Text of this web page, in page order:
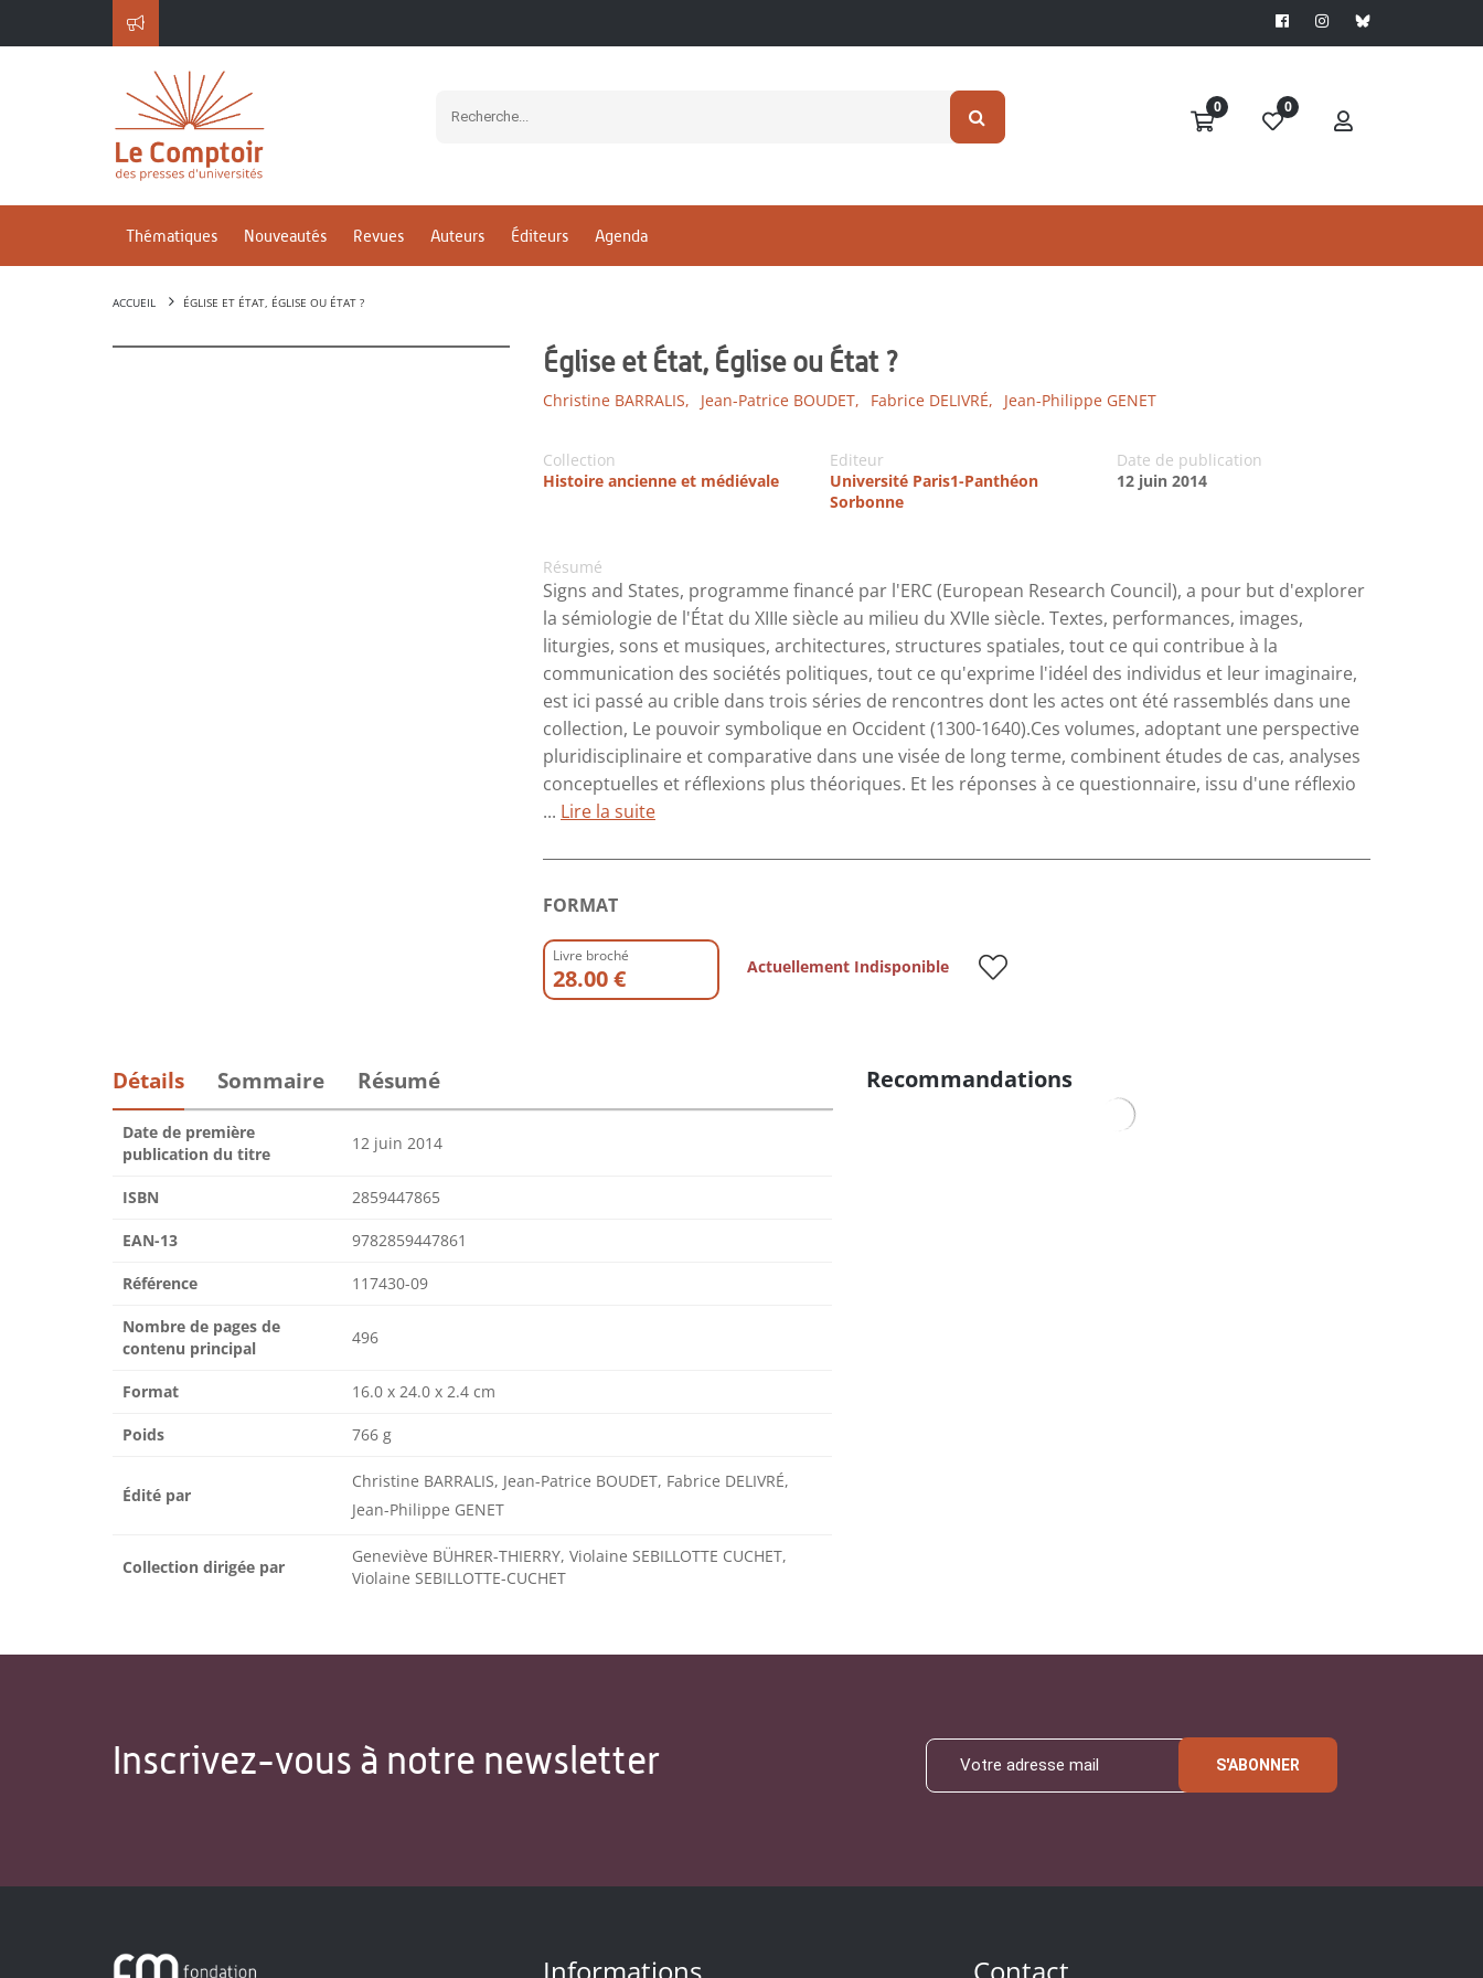
0 0
Thématiques Nouveautés Revues Auteurs Éditeurs Agenda
ACCUEIL ÉGLISE ET ÉTAT, ÉGLISE OU ÉTAT ?
Église et État, Église ou État ?
Christine BARRALIS, Jean-Patrice BOUDET, Fabrice DELIVRÉ, Jean-Philippe GENET
Collection
Histoire ancienne et médiévale
Editeur
Université Paris1-Panthéon
Sorbonne
Date de publication
12 juin 2014
Résumé
Signs and States, programme financé par l'ERC (European Research Council), a pour but d'explorer
la sémiologie de l'État du XIIIe siècle au milieu du XVIIe siècle. Textes, performances, images,
liturgies, sons et musiques, architectures, structures spatiales, tout ce qui contribue à la
communication des sociétés politiques, tout ce qu'exprime l'idéel des individus et leur imaginaire,
est ici passé au crible dans trois séries de rencontres dont les actes ont été rassemblés dans une
collection, Le pouvoir symbolique en Occident (1300-1640).Ces volumes, adoptant une perspective
pluridisciplinaire et comparative dans une visée de long terme, combinent études de cas, analyses
conceptuelles et réflexions plus théoriques. Et les réponses à ce questionnaire, issu d'une réflexio
... Lire la suite
FORMAT
Livre broché
28.00 € Actuellement Indisponible
Détails Sommaire Résumé
Date de première
publication du titre
12 juin 2014
ISBN 2859447865
EAN-13 9782859447861
Référence 117430-09
Nombre de pages de
contenu principal
496
Format 16.0 x 24.0 x 2.4 cm
Poids 766 g
Édité par
Christine BARRALIS, Jean-Patrice BOUDET, Fabrice DELIVRÉ,
Jean-Philippe GENET
Collection dirigée par
Geneviève BÜHRER-THIERRY, Violaine SEBILLOTTE CUCHET,
Violaine SEBILLOTTE-CUCHET
Recommandations
Inscrivez-vous à notre newsletter S'ABONNER